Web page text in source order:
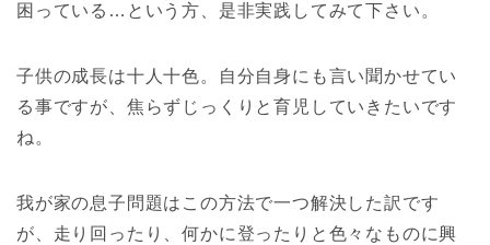
困っている…という方、是非実践してみて下さい。
子供の成長は十人十色。自分自身にも言い聞かせてい
る事ですが、焦らずじっくりと育児していきたいです
ね。
我が家の息子問題はこの方法で一つ解決した訳です
が、走り回ったり、何かに登ったりと色々なものに興